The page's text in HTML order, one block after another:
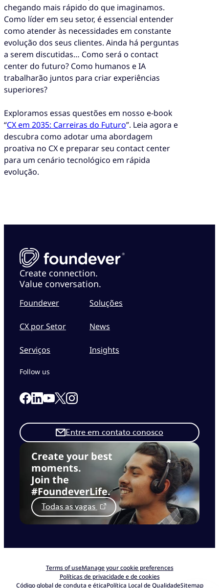
chegando mais rápido do que imaginamos.
Como líder em seu setor, é essencial entender
como atender às necessidades em constante
evolução dos seus clientes. Ainda há perguntas
a serem discutidas… Como será o contact
center do futuro? Como humanos e IA
trabalharão juntos para criar experiências
superiores?
Exploramos essas questões em nosso e-book
“CX em 2035: Carreiras do Futuro”. Leia agora e
descubra como adotar uma abordagem
proativa no CX e preparar seu contact center
para um cenário tecnológico em rápida
evolução.
Create connection.
Value conversation.
Foundever
CX por Setor
Serviços
Soluções
News
Insights
Create your best
moments.
Join the
#FoundeverLife.
Todas as vagas
Entre em contato conosco
Follow us
Link to our Facebook page
Link to our Linkedin page
Link to our Youtube page
Link to our X page
Link to our Instagram page
Terms of useManage your cookie preferences
Políticas de privacidade e de cookies
Código global de conduta e éticaPolítica Local de QualidadeSitemap